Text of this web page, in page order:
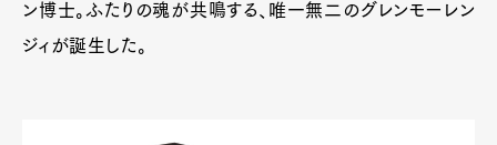
ン博士。ふたりの魂が共鳴する、唯一無二のグレンモーレン
ジィが誕生した。